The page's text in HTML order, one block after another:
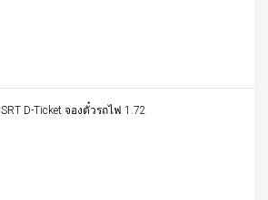
SRT D-Ticket จองตั๋วรถไฟ 1.72